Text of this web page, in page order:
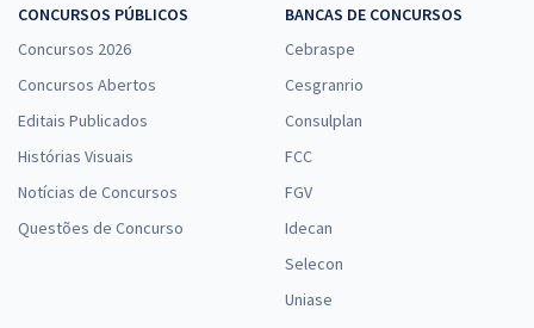
CONCURSOS PÚBLICOS
Concursos 2026
Concursos Abertos
Editais Publicados
Histórias Visuais
Notícias de Concursos
Questões de Concurso
BANCAS DE CONCURSOS
Cebraspe
Cesgranrio
Consulplan
FCC
FGV
Idecan
Selecon
Uniase